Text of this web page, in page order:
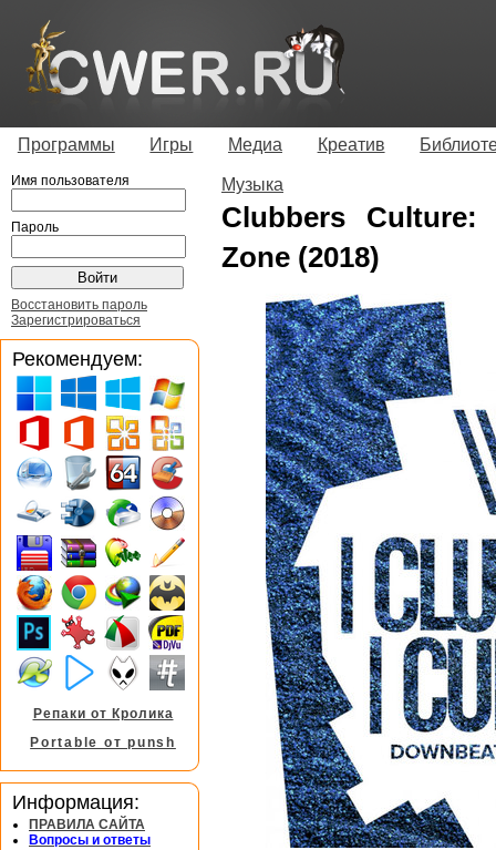
Программы Игры Медиа Креатив
Музыка
Clubbers
Zone (2018)
Имя пользователя
Пароль
Восстановить пароль
Зарегистрироваться
Рекомендуем:
Репаки от Кролика
Portable от punsh
Информация:
ПРАВИЛА САЙТА
Вопросы и ответы